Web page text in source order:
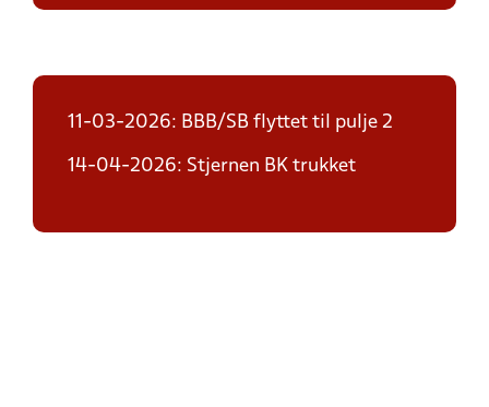
11-03-2026: BBB/SB flyttet til pulje 2
14-04-2026: Stjernen BK trukket